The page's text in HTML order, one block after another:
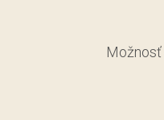
Možnosť